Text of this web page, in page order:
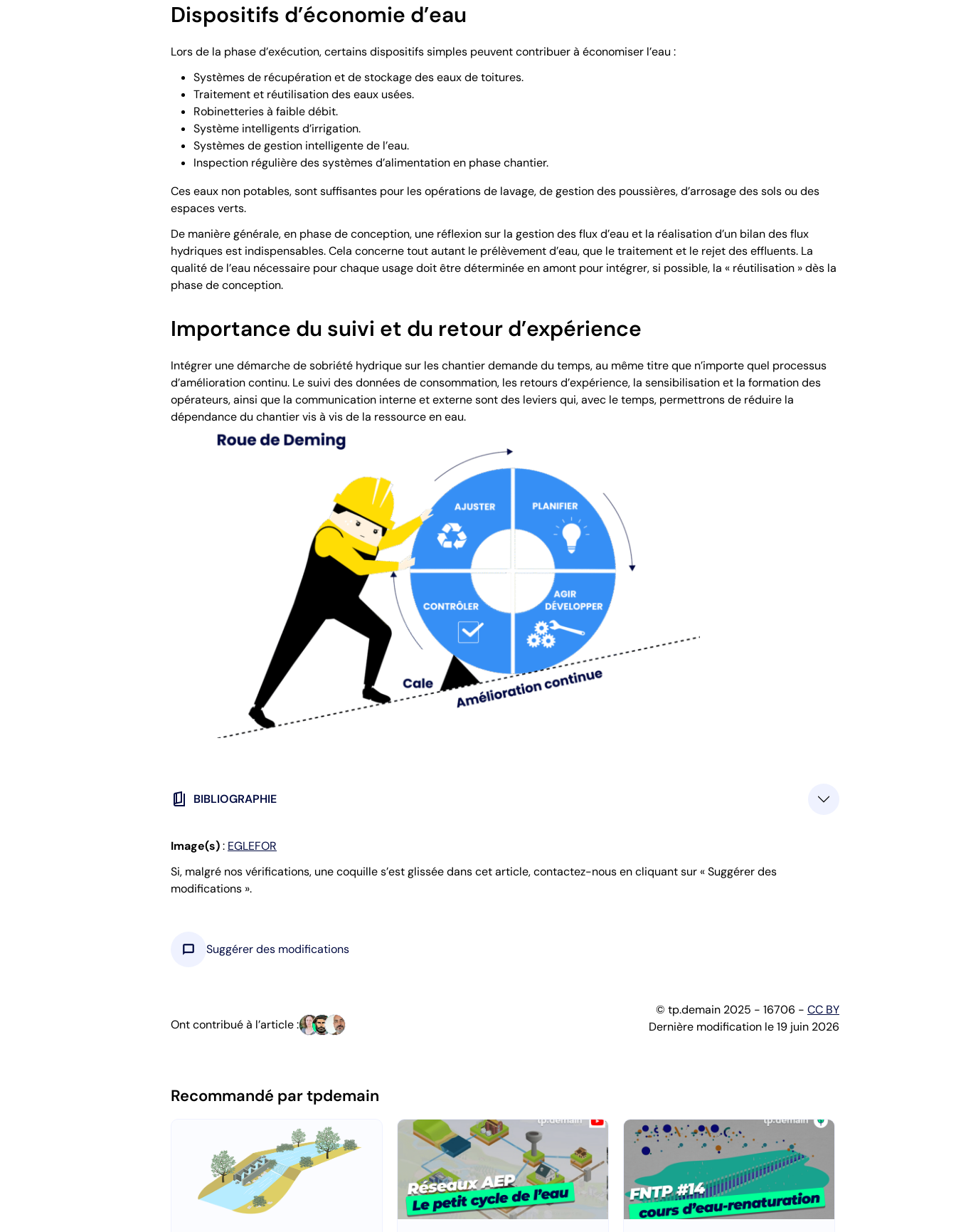
Dispositifs d’économie d’eau
Lors de la phase d’exécution, certains dispositifs simples peuvent contribuer à économiser l’eau :
Systèmes de récupération et de stockage des eaux de toitures.
Traitement et réutilisation des eaux usées.
Robinetteries à faible débit.
Système intelligents d’irrigation.
Systèmes de gestion intelligente de l’eau.
Inspection régulière des systèmes d’alimentation en phase chantier.
Ces eaux non potables, sont suffisantes pour les opérations de lavage, de gestion des poussières, d’arrosage des sols ou des
espaces verts.
De manière générale, en phase de conception, une réflexion sur la gestion des flux d’eau et la réalisation d’un bilan des flux
hydriques est indispensables. Cela concerne tout autant le prélèvement d’eau, que le traitement et le rejet des effluents. La
qualité de l’eau nécessaire pour chaque usage doit être déterminée en amont pour intégrer, si possible, la « réutilisation » dès la
phase de conception.
Importance du suivi et du retour d’expérience
Intégrer une démarche de sobriété hydrique sur les chantier demande du temps, au même titre que n’importe quel processus
d’amélioration continu. Le suivi des données de consommation, les retours d’expérience, la sensibilisation et la formation des
opérateurs, ainsi que la communication interne et externe sont des leviers qui, avec le temps, permettrons de réduire la
dépendance du chantier vis à vis de la ressource en eau.
book_5 BIBLIOGRAPHIE
Image(s): EGLEFOR
Si, malgré nos vérifications, une coquille s’est glissée dans cet article, contactez-nous en cliquant sur « Suggérer des
modifications ».
chat_bubble Suggérer des modifications
Ont contribué à l’article :
© tp.demain 2025 - 16706 - CC BY
Dernière modification le 19 juin 2026
Recommandé par tpdemain